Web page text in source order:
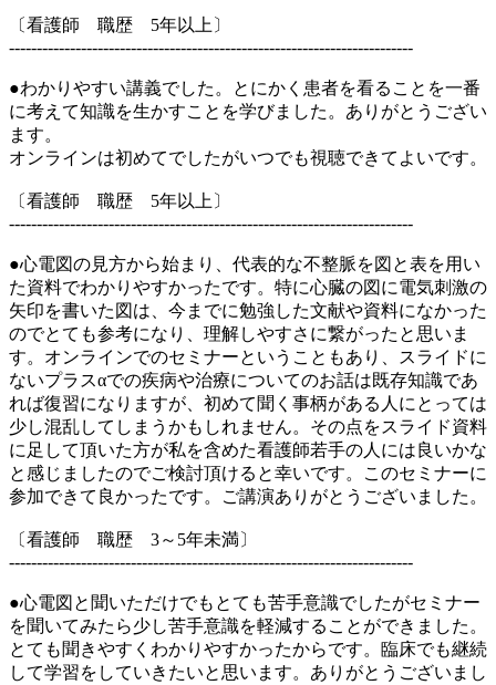
〔看護師 職歴 5年以上〕
-------------------------------------------------------------------------
●わかりやすい講義でした。とにかく患者を看ることを一番
に考えて知識を生かすことを学びました。ありがとうござい
ます。
オンラインは初めてでしたがいつでも視聴できてよいです。
〔看護師 職歴 5年以上〕
-------------------------------------------------------------------------
●心電図の見方から始まり、代表的な不整脈を図と表を用い
た資料でわかりやすかったです。特に心臓の図に電気刺激の
矢印を書いた図は、今までに勉強した文献や資料になかった
のでとても参考になり、理解しやすさに繋がったと思いま
す。オンラインでのセミナーということもあり、スライドに
ないプラスαでの疾病や治療についてのお話は既存知識であ
れば復習になりますが、初めて聞く事柄がある人にとっては
少し混乱してしまうかもしれません。その点をスライド資料
に足して頂いた方が私を含めた看護師若手の人には良いかな
と感じましたのでご検討頂けると幸いです。このセミナーに
参加できて良かったです。ご講演ありがとうございました。
〔看護師 職歴 3～5年未満〕
-------------------------------------------------------------------------
●心電図と聞いただけでもとても苦手意識でしたがセミナー
を聞いてみたら少し苦手意識を軽減することができました。
とても聞きやすくわかりやすかったからです。臨床でも継続
して学習をしていきたいと思います。ありがとうございまし